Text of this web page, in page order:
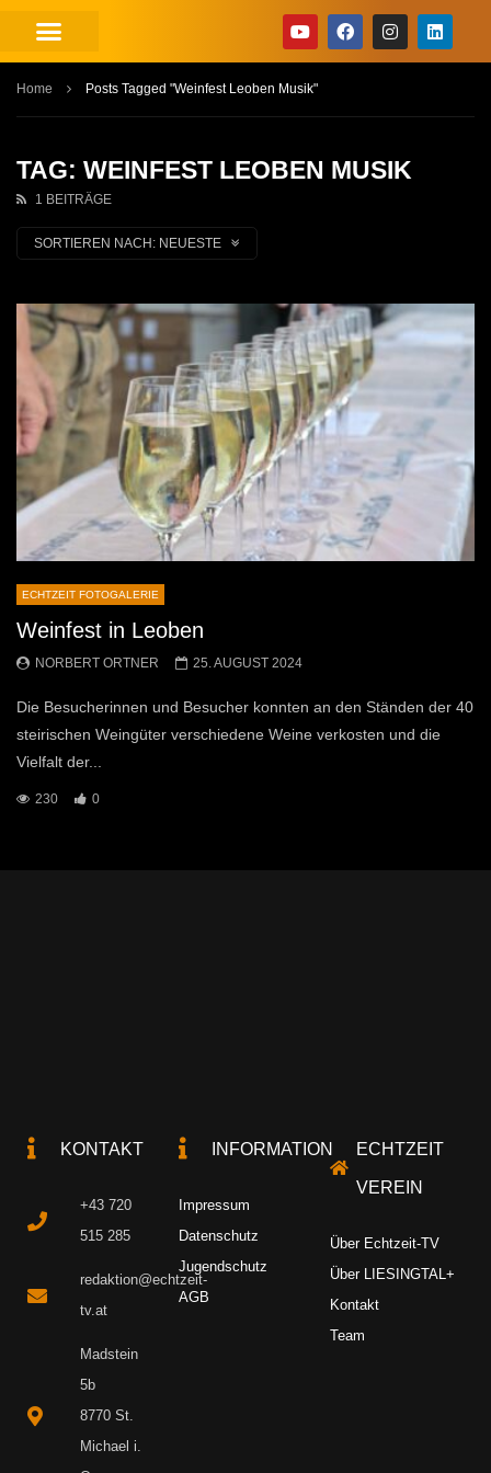
Home Posts Tagged "Weinfest Leoben Musik"
TAG: WEINFEST LEOBEN MUSIK
1 BEITRÄGE
SORTIEREN NACH: NEUESTE
ECHTZEIT FOTOGALERIE
Weinfest in Leoben
NORBERT ORTNER 25. AUGUST 2024
Die Besucherinnen und Besucher konnten an den Ständen der 40
steirischen Weingüter verschiedene Weine verkosten und die
Vielfalt der...
230 0
KONTAKT
+43 720
515 285
redaktion@echtzeit-
tv.at
Madstein
5b
8770 St.
Michael i.
INFORMATION
Impressum
Datenschutz
Jugendschutz
AGB
ECHTZEIT
VEREIN
Über Echtzeit-TV
Über LIESINGTAL+
Kontakt
Team